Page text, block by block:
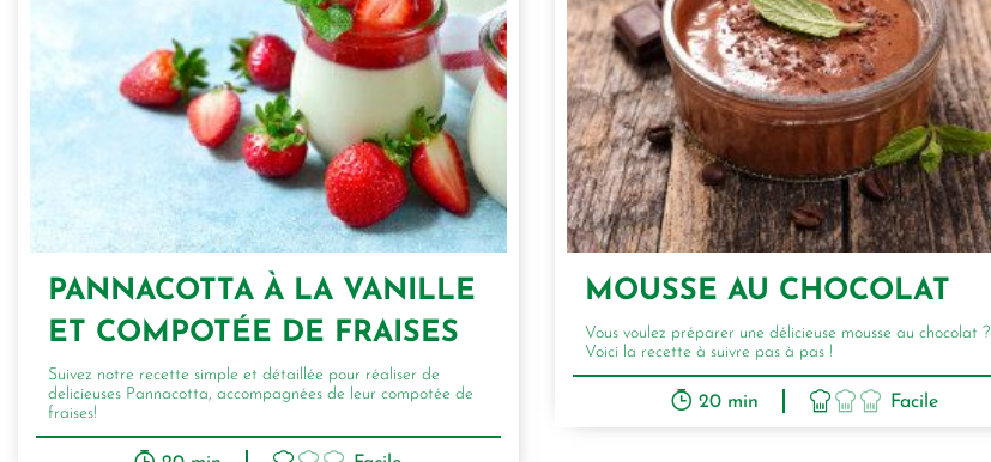
PANNACOTTA À LA VANILLE
ET COMPOTÉE DE FRAISES
Suivez notre recette simple et détaillée pour réaliser de
delicieuses Pannacotta, accompagnées de leur compotée de
fraises!
MOUSSE AU CHOCOLAT
Vous voulez préparer une délicieuse mousse au chocolat ?
Voici la recette à suivre pas à pas !
20 min Facile